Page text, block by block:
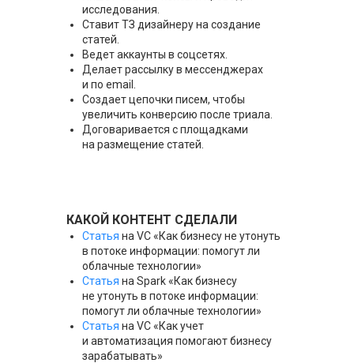
исследования.
Ставит ТЗ дизайнеру на создание
статей.
Ведет аккаунты в соцсетях.
Делает рассылку в мессенджерах
и по email.
Создает цепочки писем, чтобы
увеличить конверсию после триала.
Договаривается с площадками
на размещение статей.
КАКОЙ КОНТЕНТ СДЕЛАЛИ
Статья на VC «Как бизнесу не утонуть
в потоке информации: помогут ли
облачные технологии»
Статья на Spark «Как бизнесу
не утонуть в потоке информации:
помогут ли облачные технологии»
Статья на VC «Как учет
и автоматизация помогают бизнесу
зарабатывать»